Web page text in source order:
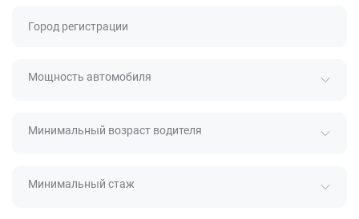
Город регистрации
Мощность автомобиля
Минимальный возраст водителя
Минимальный стаж